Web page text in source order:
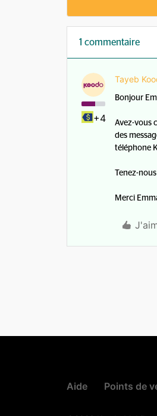
1 commentaire
+4
Tayeb
Bonjour
Avez-vous
des
téléphone
Tenez-
Merci
Aide Points de